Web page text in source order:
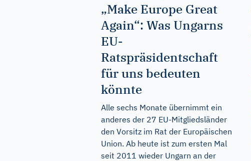
„Make Europe Great
Again“: Was Ungarns
EU-
Ratspräsidentschaft
für uns bedeuten
könnte
Alle sechs Monate übernimmt ein
anderes der 27 EU-Mitgliedsländer
den Vorsitz im Rat der Europäischen
Union. Ab heute ist zum ersten Mal
seit 2011 wieder Ungarn an der